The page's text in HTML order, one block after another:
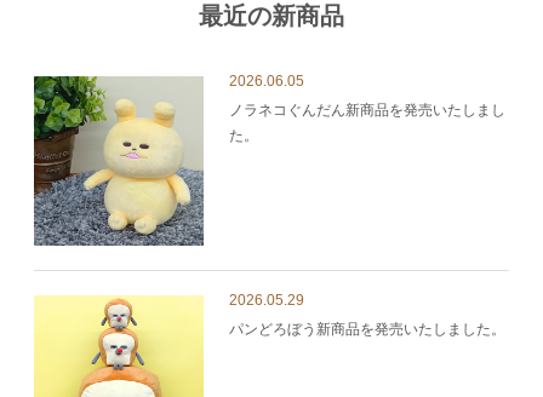
最近の新商品
2026.06.05
ノラネコぐんだん新商品を発売いたしまし
た。
2026.05.29
パンどろぼう新商品を発売いたしました。